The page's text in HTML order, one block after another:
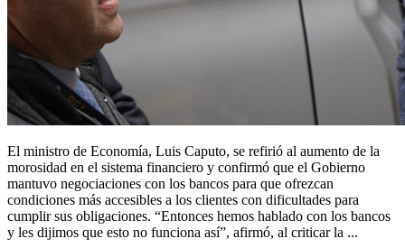
El ministro de Economía, Luis Caputo, se refirió al aumento de la
morosidad en el sistema financiero y confirmó que el Gobierno
mantuvo negociaciones con los bancos para que ofrezcan
condiciones más accesibles a los clientes con dificultades para
cumplir sus obligaciones. “Entonces hemos hablado con los bancos
y les dijimos que esto no funciona así”, afirmó, al criticar la ...